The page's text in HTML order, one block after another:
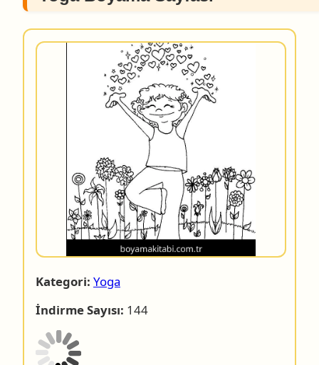
Kategori: Yoga
İndirme Sayısı: 144
Dosyanın indirilmesine 4 saniye.